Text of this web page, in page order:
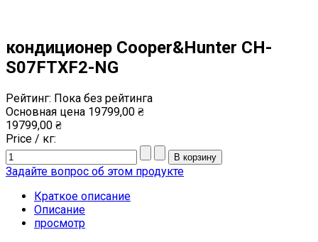
кондиционер Cooper&Hunter CH-
S07FTXF2-NG
Рейтинг: Пока без рейтинга
Основная цена 19799,00 ₴
19799,00 ₴
Price / кг:
Задайте вопрос об этом продукте
Краткое описание
Описание
просмотр